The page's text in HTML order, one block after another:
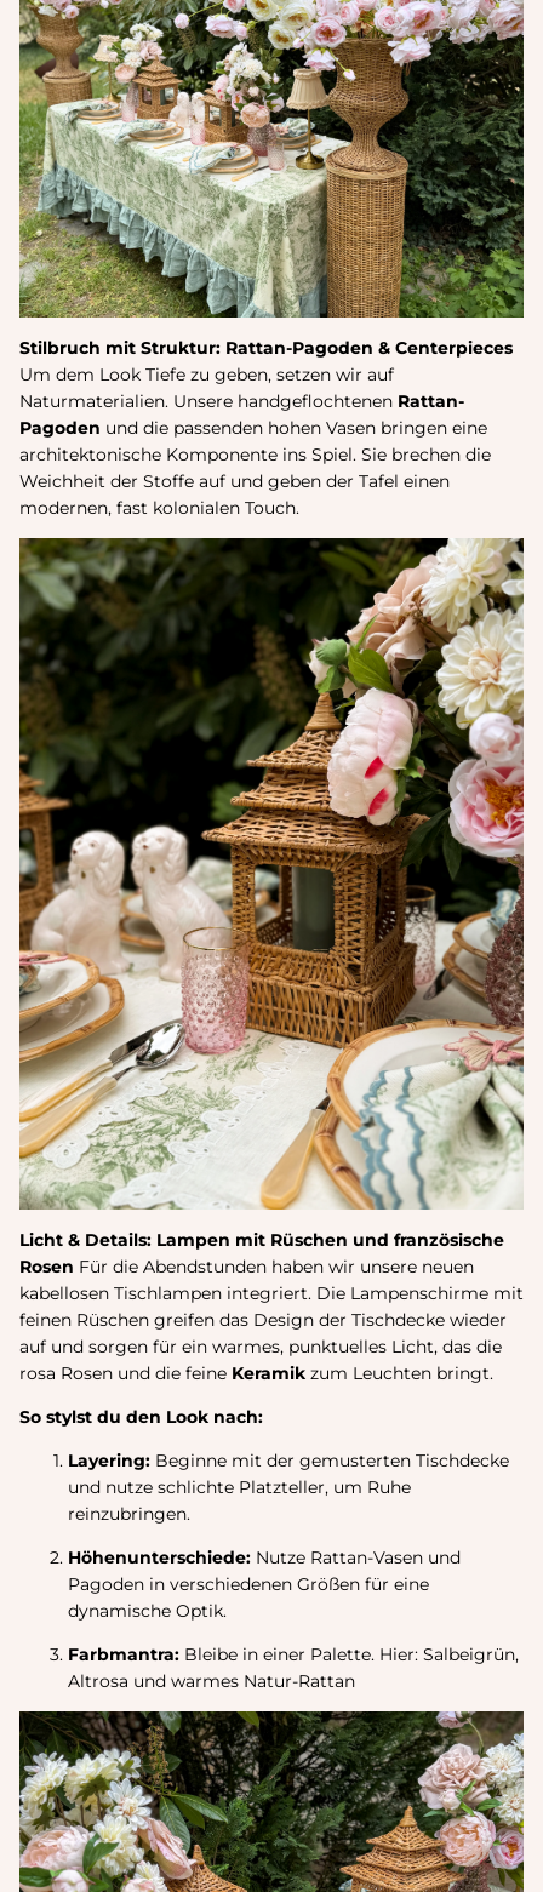
Stilbruch mit Struktur: Rattan-Pagoden & Centerpieces
Um dem Look Tiefe zu geben, setzen wir auf
Naturmaterialien. Unsere handgeflochtenen Rattan-
Pagoden und die passenden hohen Vasen bringen eine
architektonische Komponente ins Spiel. Sie brechen die
Weichheit der Stoffe auf und geben der Tafel einen
modernen, fast kolonialen Touch.
Licht & Details: Lampen mit Rüschen und französische
Rosen Für die Abendstunden haben wir unsere neuen
kabellosen Tischlampen integriert. Die Lampenschirme mit
feinen Rüschen greifen das Design der Tischdecke wieder
auf und sorgen für ein warmes, punktuelles Licht, das die
rosa Rosen und die feine Keramik zum Leuchten bringt.
So stylst du den Look nach:
Layering: Beginne mit der gemusterten Tischdecke
und nutze schlichte Platzteller, um Ruhe
reinzubringen.
Höhenunterschiede: Nutze Rattan-Vasen und
Pagoden in verschiedenen Größen für eine
dynamische Optik.
Farbmantra: Bleibe in einer Palette. Hier: Salbeigrün,
Altrosa und warmes Natur-Rattan